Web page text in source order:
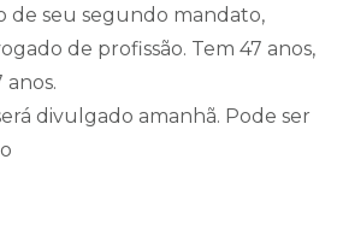
de seu segundo mandato,
de profissão. Tem 47 anos,
anos.
divulgado amanhã. Pode ser